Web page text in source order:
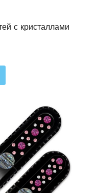
с кристаллами